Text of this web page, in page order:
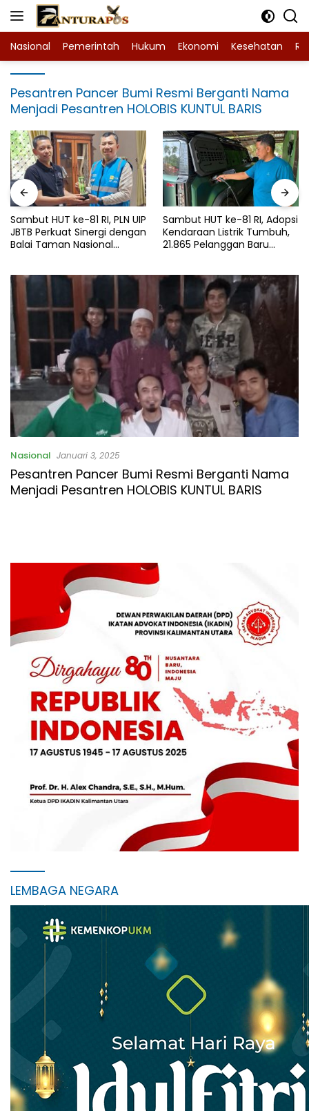
Langsung
Nasional Pemerintah Hukum Ekonomi Kesehatan
Pesantren Pancer Bumi Resmi Berganti Nama
Menjadi Pesantren HOLOBIS KUNTUL BARIS
Sambut HUT ke-81 RI, PLN UIP
JBTB Perkuat Sinergi dengan
Balai Taman Nasional
kV Paiton–
Watudodol/Kalipuro
Sambut HUT ke-81 RI, Adopsi
Kendaraan Listrik Tumbuh,
21.865 Pelanggan Baru
I 2026
Nasional Januari 3, 2025
Pesantren Pancer Bumi Resmi Berganti Nama
Menjadi Pesantren HOLOBIS KUNTUL BARIS
LEMBAGA NEGARA